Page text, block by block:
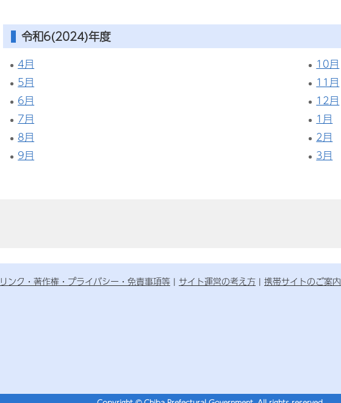
令和6(2024)年度
4月
5月
6月
7月
8月
9月
10月
11月
12月
1月
2月
3月
リンク・著作権・プライバシー・免責事項等 サイト運営の考え方 携帯サイトのご案内